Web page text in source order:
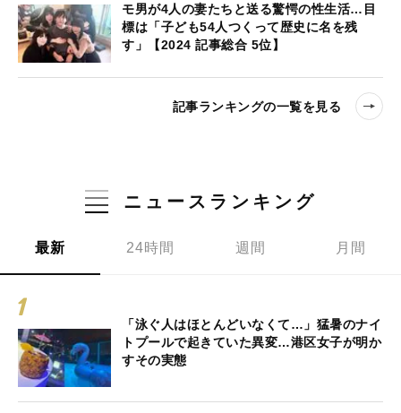
モ男が4人の妻たちと送る驚愕の性生活…目
標は「子ども54人つくって歴史に名を残
す」【2024 記事総合 5位】
記事ランキングの一覧を見る
ニュースランキング
最新 24時間 週間 月間
「泳ぐ人はほとんどいなくて…」猛暑のナイ
トプールで起きていた異変…港区女子が明か
すその実態